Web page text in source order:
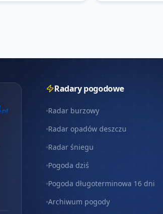
Radary pogodowe
Radar burzowy
Radar opadów deszczu
Radar śniegu
Pogoda dziś
Pogoda długoterminowa 16 dni
Archiwum pogody